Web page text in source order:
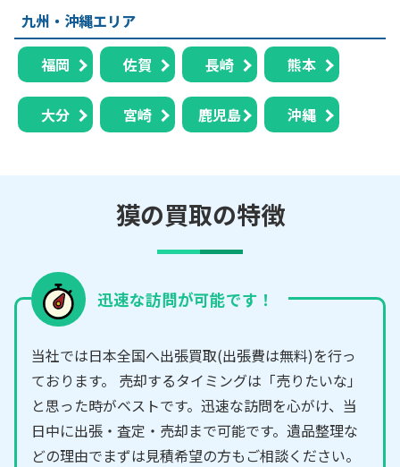
九州・沖縄エリア
福岡 佐賀 長崎 熊本
大分 宮崎 鹿児島 沖縄
獏の買取の特徴
迅速な訪問が可能です！
当社では日本全国へ出張買取(出張費は無料)を行っ
ております。 売却するタイミングは「売りたいな」
と思った時がベストです。迅速な訪問を心がけ、当
日中に出張・査定・売却まで可能です。遺品整理な
どの理由でまずは見積希望の方もご相談ください。